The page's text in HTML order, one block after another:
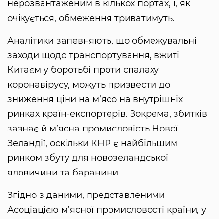
нерозвантаженим в кількох портах, і, як
очікується, обмеження триватимуть.
Аналітики запевняють, що обмежувальні
заходи щодо транспортування, вжиті
Китаєм у боротьбі проти спалаху
коронавірусу, можуть призвести до
зниження ціни на м’ясо на внутрішніх
ринках країн-експортерів. Зокрема, збитків
зазнає й м’ясна промисловість Нової
Зеландії, оскільки КНР є найбільшим
ринком збуту для новозеландської
яловичини та баранини.
Згідно з даними, представленими
Асоціацією м’ясної промисловості країни, у